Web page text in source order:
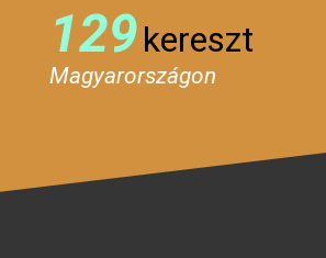
129kereszt
Magyarországon